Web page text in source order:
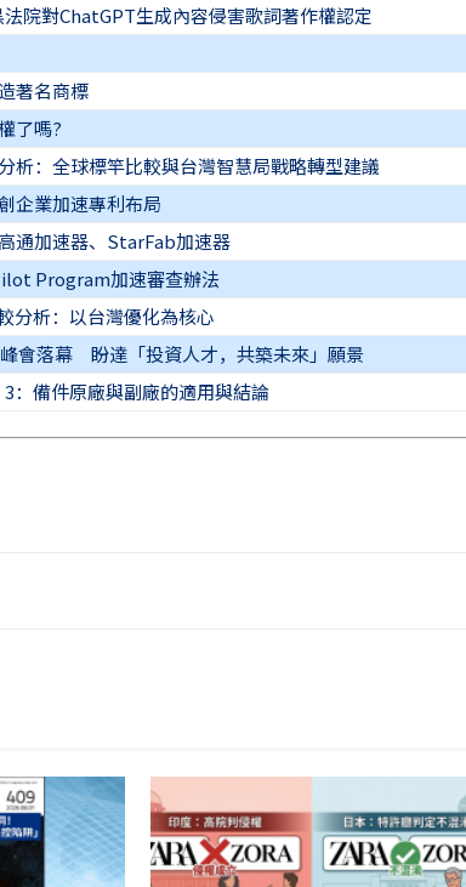
院對ChatGPT生成內容侵害歌詞著作權認定
著名商標
了嗎?
析：全球標竿比較與台灣智慧局戰略轉型建議
企業加速專利布局
通加速器、StarFab加速器
Program加速審查辦法
分析：以台灣優化為核心
會落幕 盼達「投資人才，共築未來」願景
：備件原廠與副廠的適用與結論